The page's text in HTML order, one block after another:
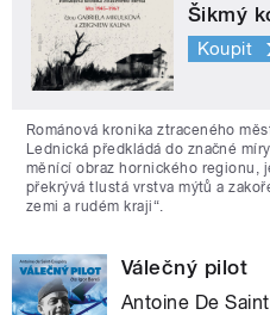
Šikmý
Koupit
Románová kronika ztraceného
Lednická předkládá do značné
měnící obraz hornického regionu,
překrývá tlustá vrstva mýtů a
zemi a rudém kraji“.
Válečný pilot
Antoine De